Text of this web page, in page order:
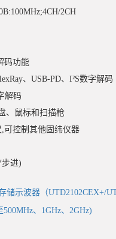
2CH
码功能
、USB-PD、I²S数字解码
解码
、鼠标和扫描枪
,可控制其他固纬仪器
进)
示波器（UTD2102CEX+/
、1GHz、2GHz)